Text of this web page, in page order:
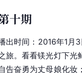
十期
出时间：2016年1月3
旅。看看镁光灯下
告奋勇为丈母娘化妆